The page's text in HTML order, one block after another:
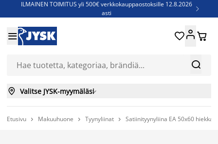
ILMAINEN TOIMITUS yli 500€ verkkokauppaostoksille 12.8.2026
asti

Jenkkisänkyjä - Säästä jopa 60%


 
 Valitse JYSK-myymäläsi
Etusivu  Makuuhuone  Tyynyliinat  Satiinityynyliina EA 50x60 hiekka